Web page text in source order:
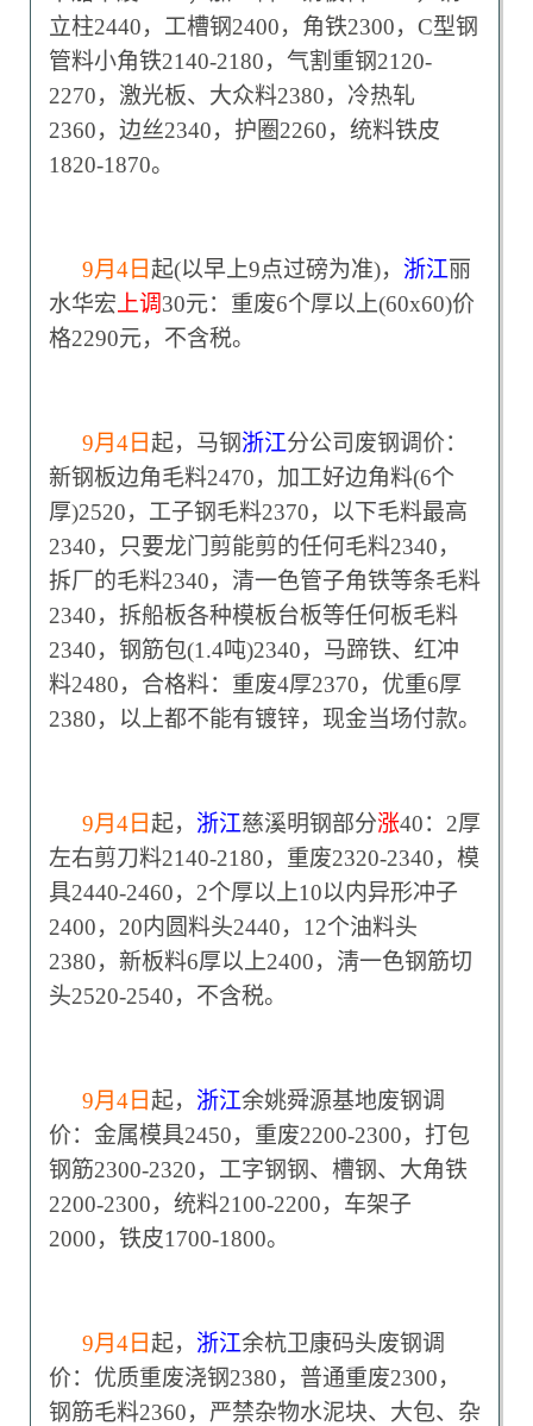
立柱2440，工槽钢2400，角铁2300，C型钢
管料小角铁2140-2180，气割重钢2120-
2270，激光板、大众料2380，冷热轧
2360，边丝2340，护圈2260，统料铁皮
1820-1870。
9月4日 起(以早上9点过磅为准)， 浙江丽
水华宏 上调30元：重废6个厚以上(60x60)价
格2290元，不含税。
9月4日 起，马钢浙江分公司废钢调价：
新钢板边角毛料2470，加工好边角料(6个
厚)2520，工子钢毛料2370，以下毛料最高
2340，只要龙门剪能剪的任何毛料2340，
拆厂的毛料2340，清一色管子角铁等条毛料
2340，拆船板各种模板台板等任何板毛料
2340，钢筋包(1.4吨)2340，马蹄铁、红冲
料2480，合格料：重废4厚2370，优重6厚
2380，以上都不能有镀锌，现金当场付款。
9月4日 起， 浙江慈溪明钢部分涨40：2厚
左右剪刀料2140-2180，重废2320-2340，模
具2440-2460，2个厚以上10以内异形冲子
2400，20内圆料头2440，12个油料头
2380，新板料6厚以上2400，淸一色钢筋切
头2520-2540，不含税。
9月4日 起， 浙江余姚舜源基地废钢调
价：金属模具2450，重废2200-2300，打包
钢筋2300-2320，工字钢钢、槽钢、大角铁
2200-2300，统料2100-2200，车架子
2000，铁皮1700-1800。
9月4日 起， 浙江余杭卫康码头废钢调
价：优质重废浇钢2380，普通重废2300，
钢筋毛料2360，严禁杂物水泥块、大包、杂